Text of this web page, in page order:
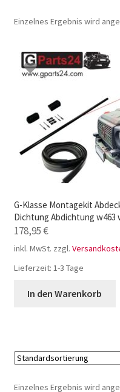
Einzelnes Ergebnis wird
G-Klasse Montagekit
Dichtung Abdichtung w463
178,95€
inkl. MwSt. zzgl.
Lieferzeit: 1-3 Tage
In den Warenkorb
Einzelnes Ergebnis wird